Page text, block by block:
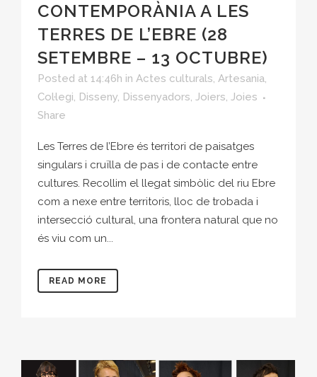
CONTEMPORÀNIA A LES
TERRES DE L’EBRE (28
SETEMBRE – 13 OCTUBRE)
Posted at 14:46h in Actes culturals, Artesania,
Col·legi, Disseny, Dissenyadors, Joiers, Joies
Share
Les Terres de l’Ebre és territori de paisatges
singulars i cruïlla de pas i de contacte entre
cultures. Recollim el llegat simbòlic del riu Ebre
com a nexe entre territoris, lloc de trobada i
intersecció cultural, una frontera natural que no
és viu com un...
READ MORE